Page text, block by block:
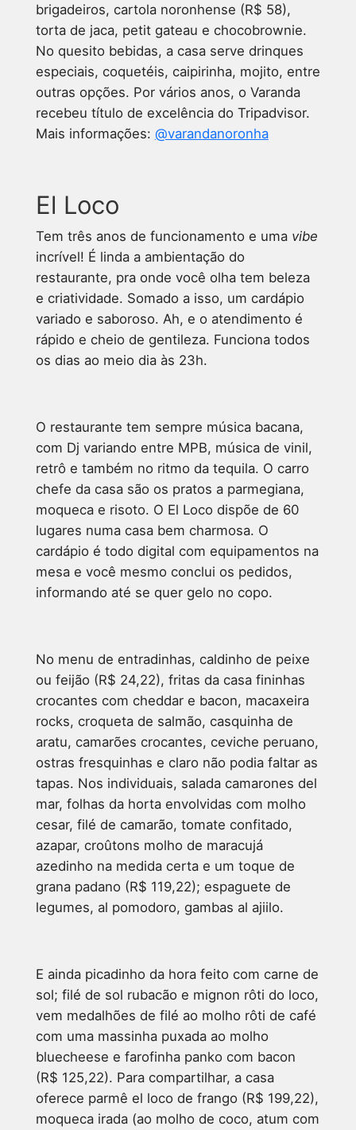
brigadeiros, cartola noronhense (R$ 58),
torta de jaca, petit gateau e chocobrownie.
No quesito bebidas, a casa serve drinques
especiais, coquetéis, caipirinha, mojito, entre
outras opções. Por vários anos, o Varanda
recebeu título de excelência do Tripadvisor.
Mais informações: @varandanoronha
El Loco
Tem três anos de funcionamento e uma vibe
incrível! É linda a ambientação do
restaurante, pra onde você olha tem beleza
e criatividade. Somado a isso, um cardápio
variado e saboroso. Ah, e o atendimento é
rápido e cheio de gentileza. Funciona todos
os dias ao meio dia às 23h.
O restaurante tem sempre música bacana,
com Dj variando entre MPB, música de vinil,
retrô e também no ritmo da tequila. O carro
chefe da casa são os pratos a parmegiana,
moqueca e risoto. O El Loco dispõe de 60
lugares numa casa bem charmosa. O
cardápio é todo digital com equipamentos na
mesa e você mesmo conclui os pedidos,
informando até se quer gelo no copo.
No menu de entradinhas, caldinho de peixe
ou feijão (R$ 24,22), fritas da casa fininhas
crocantes com cheddar e bacon, macaxeira
rocks, croqueta de salmão, casquinha de
aratu, camarões crocantes, ceviche peruano,
ostras fresquinhas e claro não podia faltar as
tapas. Nos individuais, salada camarones del
mar, folhas da horta envolvidas com molho
cesar, filé de camarão, tomate confitado,
azapar, croûtons molho de maracujá
azedinho na medida certa e um toque de
grana padano (R$ 119,22); espaguete de
legumes, al pomodoro, gambas al ajiilo.
E ainda picadinho da hora feito com carne de
sol; filé de sol rubacão e mignon rôti do loco,
vem medalhões de filé ao molho rôti de café
com uma massinha puxada ao molho
bluecheese e farofinha panko com bacon
(R$ 125,22). Para compartilhar, a casa
oferece parmê el loco de frango (R$ 199,22),
moqueca irada (ao molho de coco, atum com